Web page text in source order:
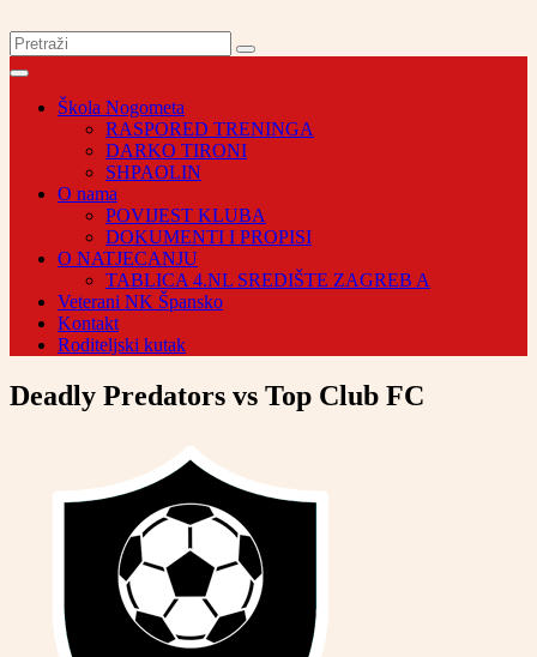
Škola Nogometa
RASPORED TRENINGA
DARKO TIRONI
SHPAOLIN
O nama
POVIJEST KLUBA
DOKUMENTI I PROPISI
O NATJECANJU
TABLICA 4.NL SREDIŠTE ZAGREB A
Veterani NK Špansko
Kontakt
Roditeljski kutak
Deadly Predators vs Top Club FC